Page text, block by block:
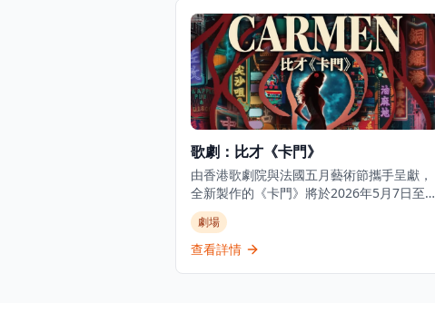
歌劇：比才《卡門》
由香港歌劇院與法國五月藝術節攜手呈獻，
全新製作的《卡門》將於2026年5月7日至10
日在香港文化中心大劇院上演。今次製作把
比才這部不朽名作的故事背景設定在充滿活
力、變革的1970年代香港，為這部經典作品
劇場
查看詳情